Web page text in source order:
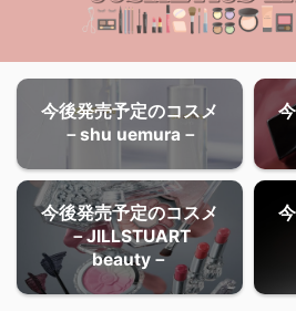
今後発売予定のコスメ
－shu uemura－
今後発売予定のコスメ
－JILLSTUART
beauty－